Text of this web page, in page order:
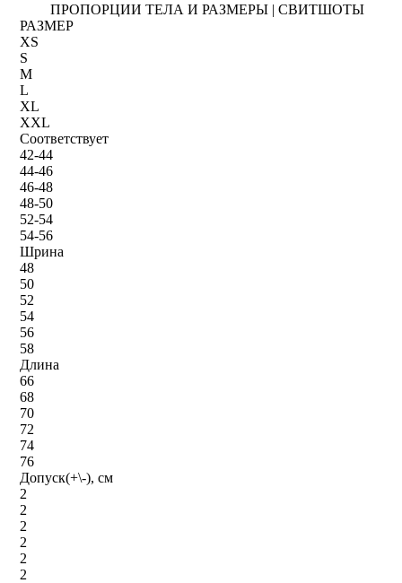
ПРОПОРЦИИ ТЕЛА И РАЗМЕРЫ | СВИТШОТЫ
РАЗМЕР
XS
S
M
L
XL
XXL
Соответствует
42-44
44-46
46-48
48-50
52-54
54-56
Шрина
48
50
52
54
56
58
Длина
66
68
70
72
74
76
Допуск(+\-), см
2
2
2
2
2
2